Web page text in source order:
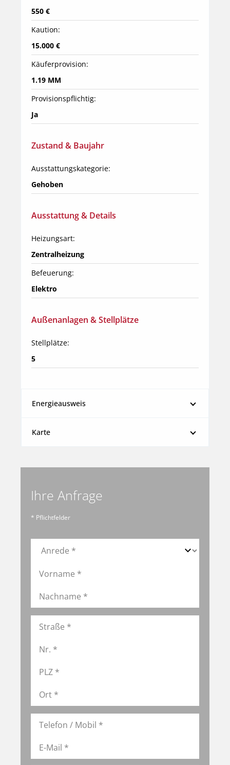
550 €
Kaution:
15.000 €
Käuferprovision:
1.19 MM
Provisionspflichtig:
Ja
Zustand & Baujahr
Ausstattungskategorie:
Gehoben
Ausstattung & Details
Heizungsart:
Zentralheizung
Befeuerung:
Elektro
Außenanlagen & Stellplätze
Stellplätze:
5
Energieausweis
Karte
Ihre Anfrage
* Pflichtfelder